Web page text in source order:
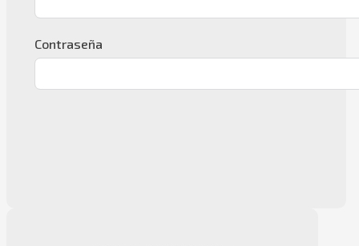
Contraseña